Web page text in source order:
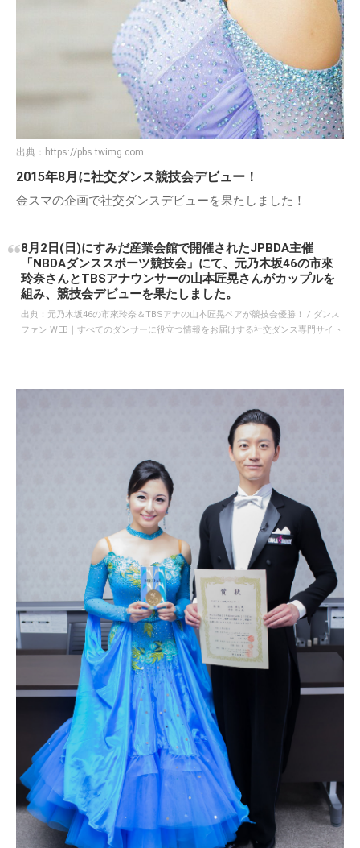
出典： https://pbs.twimg.com
2015年8月に社交ダンス競技会デビュー！
金スマの企画で社交ダンスデビューを果たしました！
8月2日(日)にすみだ産業会館で開催されたJPBDA主催
「NBDAダンススポーツ競技会」にて、元乃木坂46の市來
玲奈さんとTBSアナウンサーの山本匠晃さんがカップルを
組み、競技会デビューを果たしました。
出典： 元乃木坂46の市來玲奈＆TBSアナの山本匠晃ペアが競技会優勝！ / ダンス
ファン WEB｜すべてのダンサーに役立つ情報をお届けする社交ダンス専門サイト